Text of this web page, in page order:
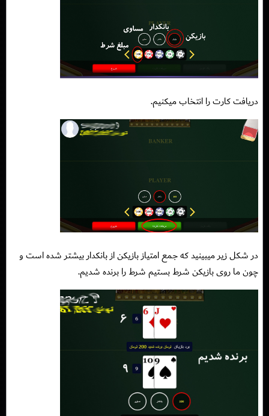
دریافت کارت را انتخاب میکنیم.
در شکل زیر میبینید که جمع امتیاز بازیکن از بانکدار بیشتر شده است و
چون ما روی بازیکن شرط بستیم شرط را برنده شدیم.